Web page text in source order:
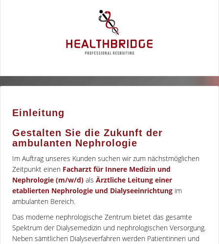
Einleitung
Gestalten Sie die Zukunft der
ambulanten Nephrologie
Im Auftrag unseres Kunden suchen wir zum nächstmöglichen
Zeitpunkt einen Facharzt für Innere Medizin und
Nephrologie (m/w/d) als Ärztliche Leitung einer
etablierten Nephrologie und Dialyseeinrichtung im
ambulanten Bereich.
Das moderne nephrologische Zentrum bietet das gesamte
Spektrum der Dialysemedizin und nephrologischen Versorgung.
Neben sämtlichen Dialyseverfahren werden Patientinnen und